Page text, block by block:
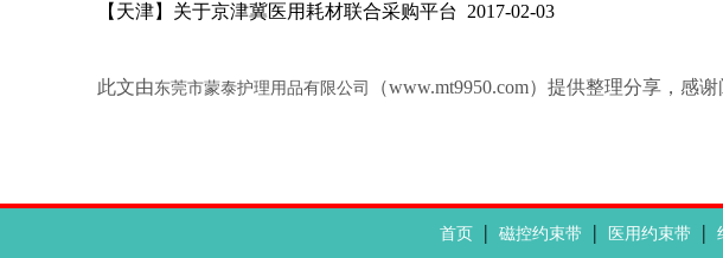
【天津】关于京津冀医用耗材联合采购平台 2017-02-03
此文由东莞市蒙泰护理用品有限公司 （www.mt9950.com）提供整理分享，感
首页 | 磁控约束带 | 医用约束带 |